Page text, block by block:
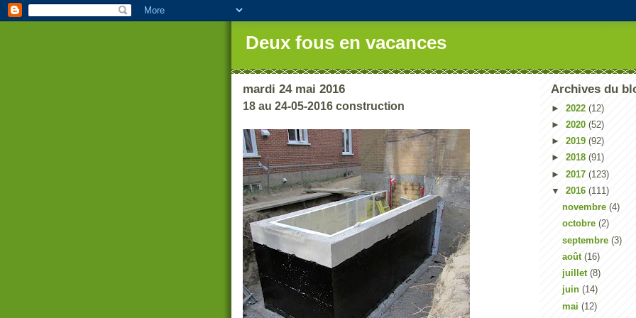
Deux fous en vacances
mardi 24 mai 2016
18 au 24-05-2016 construction
Archives du
► 2022 (12)
► 2020 (52)
► 2019 (92)
► 2018 (91)
► 2017 (123)
▼ 2016 (111)
novembre (4)
octobre (2)
septembre (3)
août (16)
juillet (8)
juin (14)
mai (12)